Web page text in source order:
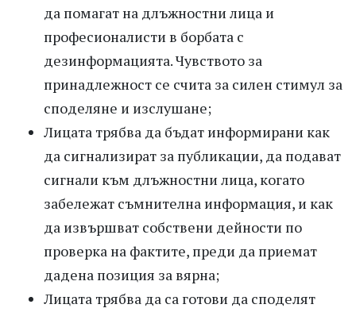
да помагат на длъжностни лица и
професионалисти в борбата с
дезинформацията. Чувството за
принадлежност се счита за силен стимул за
споделяне и изслушане;
Лицата трябва да бъдат информирани как
да сигнализират за публикации, да подават
сигнали към длъжностни лица, когато
забележат съмнителна информация, и как
да извършват собствени дейности по
проверка на фактите, преди да приемат
дадена позиция за вярна;
Лицата трябва да са готови да споделят